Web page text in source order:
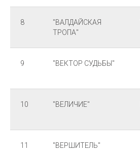
8
"ВАЛДАЙСКАЯ
ТРОПА"
9 "ВЕКТОР СУДЬБЫ"
10 "ВЕЛИЧИЕ"
11 "ВЕРШИТЕЛЬ"